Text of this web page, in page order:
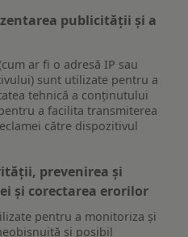
publicității și a
ar fi o adresă IP sau
sunt utilizate pentru a
tehnică a conținutului
a facilita transmiterea
către dispozitivul
prevenirea și
și corectarea erorilor
pentru a monitoriza și
și posibil